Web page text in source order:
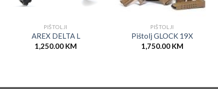
PIŠTOLJI
AREX DELTA L
1,250.00 KM
PIŠTOLJI
Pištolj GLOCK 19X
1,750.00 KM